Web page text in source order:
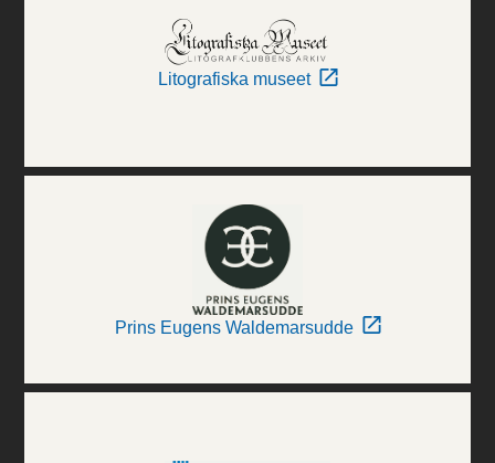
Litografiska museet
Prins Eugens Waldemarsudde